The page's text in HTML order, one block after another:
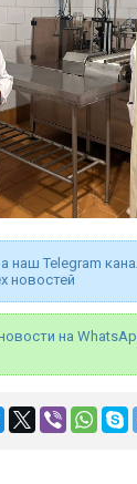
наш Telegram
новостей
на